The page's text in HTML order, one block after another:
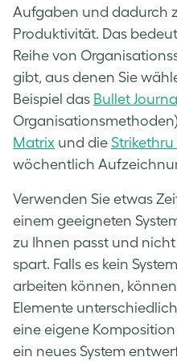
Aufgaben und dadurch
Produktivität. Das
Reihe von
gibt, aus denen Sie
Beispiel das Bullet Journal
Matrix und die
wöchentlich
Verwenden Sie etwas
einem geeigneten
zu Ihnen passt und
spart. Falls es kein
arbeiten können,
Elemente
eine eigene
ein neues System